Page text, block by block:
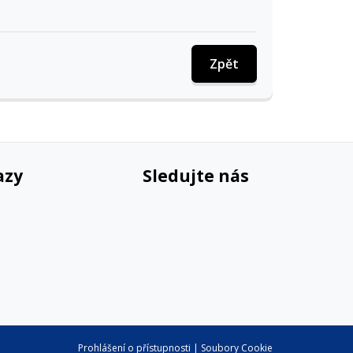
Zpět
Sledujte nás
Prohlášení o přístupnosti | Soubory Cookie